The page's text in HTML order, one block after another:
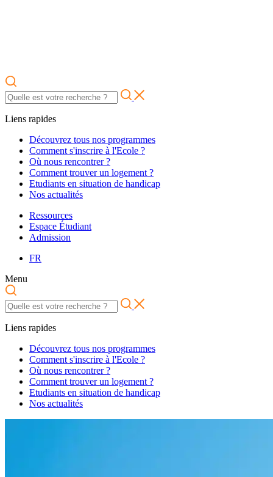
Liens rapides
Découvrez tous nos programmes
Comment s'inscrire à l'Ecole ?
Où nous rencontrer ?
Comment trouver un logement ?
Etudiants en situation de handicap
Nos actualités
Ressources
Espace Étudiant
Admission
FR
Menu
Liens rapides
Découvrez tous nos programmes
Comment s'inscrire à l'Ecole ?
Où nous rencontrer ?
Comment trouver un logement ?
Etudiants en situation de handicap
Nos actualités